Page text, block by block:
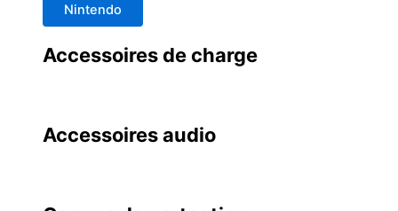
Nintendo
Accessoires de charge
Accessoires audio